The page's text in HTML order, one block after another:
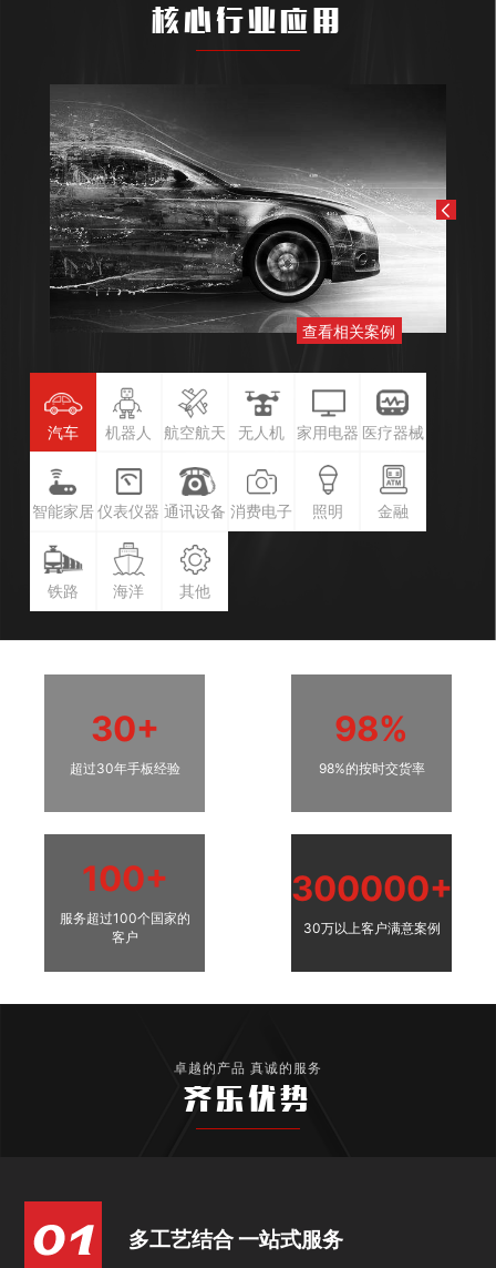
核心行业应用
查看相关案例
汽车 机器人 航空航天 无人机 家用电器 医疗器械
智能家居 仪表仪器 通讯设备 消费电子 照明 金融
铁路 海洋 其他
30+
超过30年手板经验
98%
98%的按时交货率
100+
服务超过100个国家的
客户
300000+
30万以上客户满意案例
卓越的产品 真诚的服务
齐乐优势
多工艺结合 一站式服务